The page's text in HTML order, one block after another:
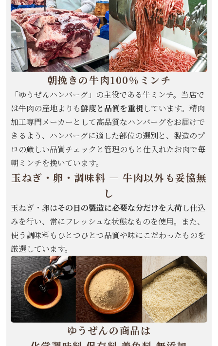
朝挽きの牛肉100％ミンチ
「ゆうぜんハンバーグ」の主役である牛ミンチ。当店で
は牛肉の産地よりも鮮度と品質を重視しています。精肉
加工専門メーカーとして高品質なハンバーグをお届けで
きるよう、ハンバーグに適した部位の選別と、製造のプ
ロの厳しい品質チェックと管理のもと仕入れたお肉で毎
朝ミンチを挽いています。
玉ねぎ・卵・調味料 ― 牛肉以外も妥協無
し
玉ねぎ・卵はその日の製造に必要な分だけを入荷し仕込
みを行い、常にフレッシュな状態なものを使用。また、
使う調味料もひとつひとつ品質や味にこだわったものを
厳選しています。
ゆうぜんの商品は